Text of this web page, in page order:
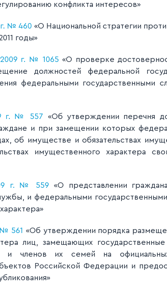
конфликта интересов»
г. № 460 «О Национальной стратегии
годы»
г. № 1065 «О проверке
должностей федеральной
федеральными государственными
г. № 557 «Об утверждении перечня
и при замещении которых
об имуществе и обязательствах
имущественного характера
г. № 559 «О представлении
и федеральными
561 «Об утверждении порядка
лиц, замещающих
и членов их семей на
Российской Федерации и